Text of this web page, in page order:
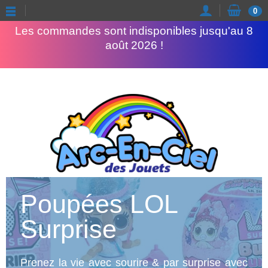
Les commandes sont indisponibles jusqu'au 8
août 2026 !
0
Poupées LOL
Surprise
Prenez la vie avec sourire & par surprise avec